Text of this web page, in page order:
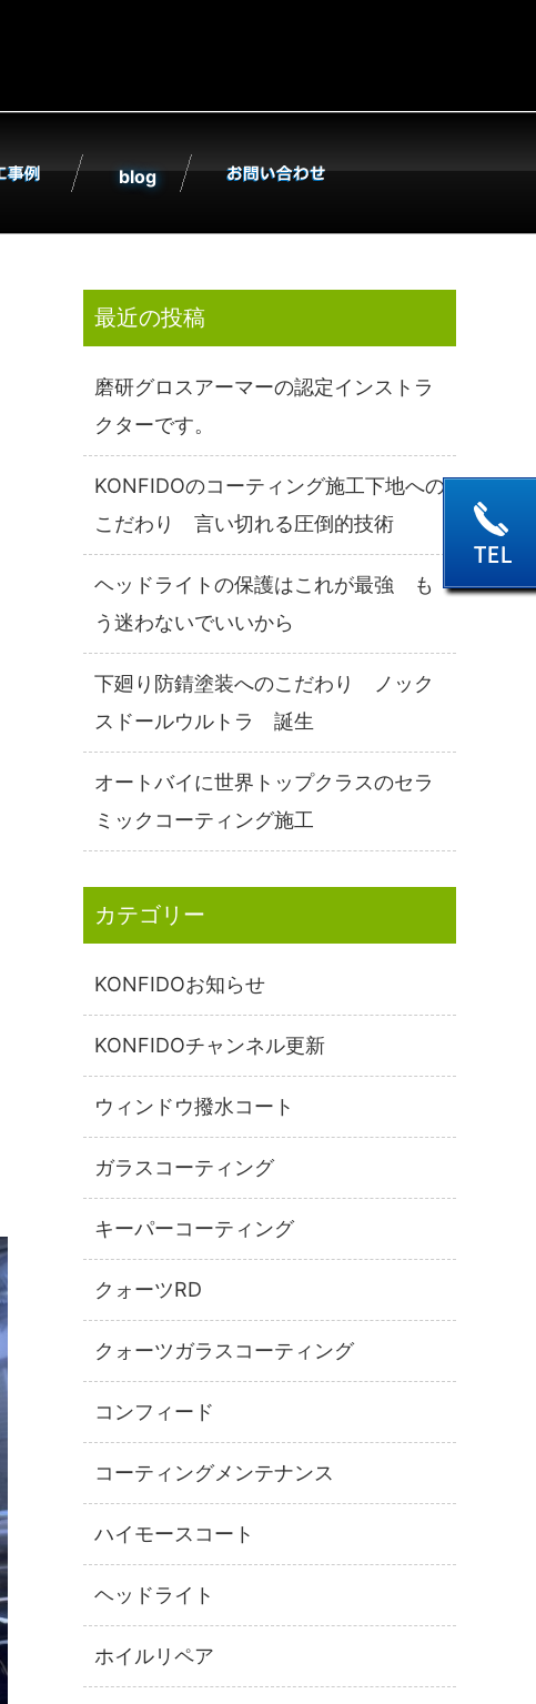
blog
最近の投稿
磨研グロスアーマーの認定インストラ
クターです。
KONFIDOのコーティング施工下地への
こだわり 言い切れる圧倒的技術
ヘッドライトの保護はこれが最強 も
う迷わないでいいから
下廻り防錆塗装へのこだわり ノック
スドールウルトラ 誕生
オートバイに世界トップクラスのセラ
ミックコーティング施工
カテゴリー
KONFIDOお知らせ
KONFIDOチャンネル更新
ウィンドウ撥水コート
ガラスコーティング
キーパーコーティング
クォーツRD
クォーツガラスコーティング
コンフィード
コーティングメンテナンス
ハイモースコート
ヘッドライト
ホイルリペア